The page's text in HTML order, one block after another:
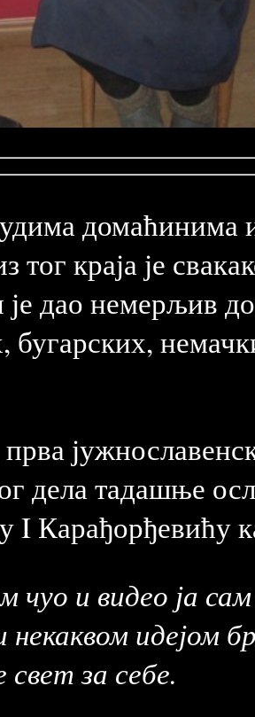
домаћинима
краја је
дао немерљив
бугарских,
дела тадашње
Карађорђевићу
и видео ја
идејом
за себе.